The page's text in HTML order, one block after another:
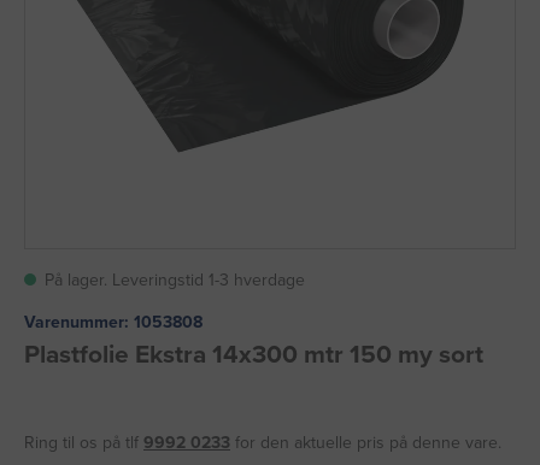
På lager. Leveringstid 1-3 hverdage
Varenummer: 1053808
Plastfolie Ekstra 14x300 mtr 150 my sort
Ring til os på tlf 9992 0233 for den aktuelle pris på denne vare.